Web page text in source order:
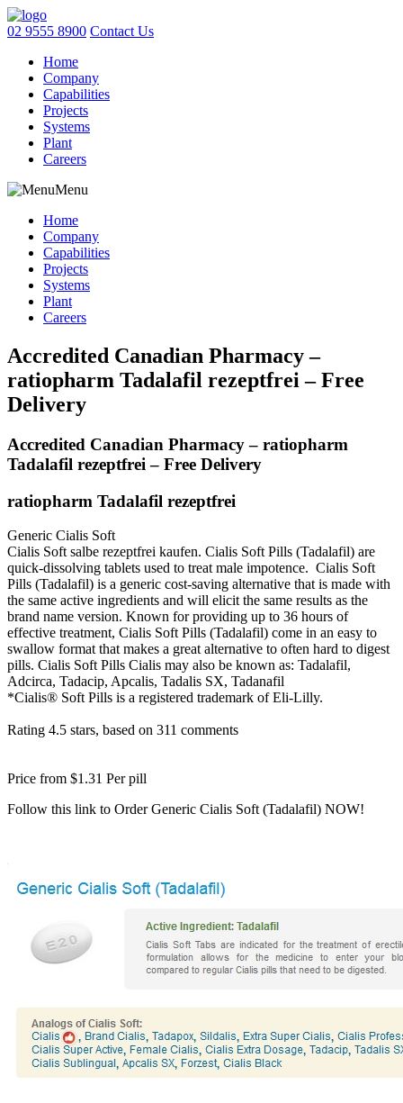
02 9555 8900 Contact Us
Home
Company
Capabilities
Projects
Systems
Plant
Careers
Menu
Home
Company
Capabilities
Projects
Systems
Plant
Careers
Accredited Canadian Pharmacy –
ratiopharm Tadalafil rezeptfrei – Free
Delivery
Accredited Canadian Pharmacy – ratiopharm
Tadalafil rezeptfrei – Free Delivery
ratiopharm Tadalafil rezeptfrei
Generic Cialis Soft
Cialis Soft salbe rezeptfrei kaufen. Cialis Soft Pills (Tadalafil) are
quick-dissolving tablets used to treat male impotence. Cialis Soft
Pills (Tadalafil) is a generic cost-saving alternative that is made with
the same active ingredients and will elicit the same results as the
brand name version. Known for providing up to 36 hours of
effective treatment, Cialis Soft Pills (Tadalafil) come in an easy to
swallow format that makes a great alternative to often hard to digest
pills. Cialis Soft Pills Cialis may also be known as: Tadalafil,
Adcirca, Tadacip, Apcalis, Tadalis SX, Tadanafil
*Cialis® Soft Pills is a registered trademark of Eli-Lilly.
Rating 4.5 stars, based on 311 comments
Price from $1.31 Per pill
Follow this link to Order Generic Cialis Soft (Tadalafil) NOW!